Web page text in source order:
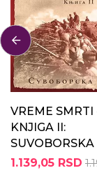
VREME SMRTI
KNJIGA II:
1.139,05 RSD